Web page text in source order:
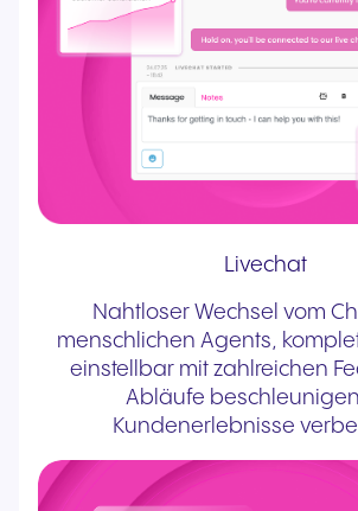
Livechat
Nahtloser Wechsel vom
menschlichen Agents,
einstellbar mit zahlreichen
Abläufe
Kundenerlebnisse